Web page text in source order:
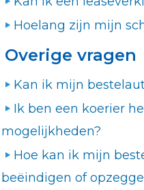
Hoelang zijn mijn
Overige vragen
Kan ik mijn
Ik ben een koerier
mogelijkheden?
Hoe kan ik mijn
beëindigen of